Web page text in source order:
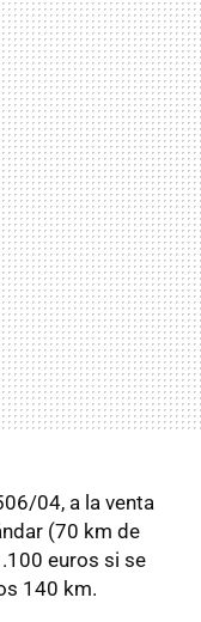
04, a la venta
(70 km de
euros si se
140 km.